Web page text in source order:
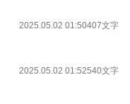
2025.05.02 01:50407文字
2025.05.02 01:52540文字